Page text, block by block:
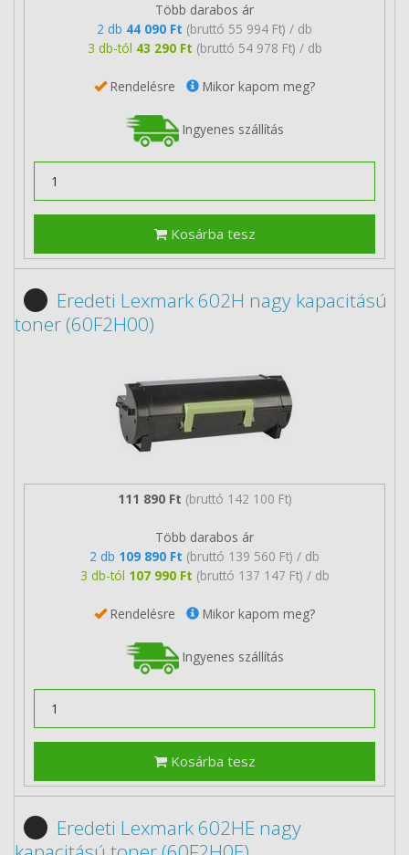
Több darabos ár
2 db 44 090 Ft (bruttó 55 994 Ft) / db
3 db-tól 43 290 Ft (bruttó 54 978 Ft) / db
Rendelésre Mikor kapom meg?
Ingyenes szállítás
Kosárba tesz
Eredeti Lexmark 602H nagy kapacitású
toner (60F2H00)
111 890 Ft (bruttó 142 100 Ft)
Több darabos ár
2 db 109 890 Ft (bruttó 139 560 Ft) / db
3 db-tól 107 990 Ft (bruttó 137 147 Ft) / db
Rendelésre Mikor kapom meg?
Ingyenes szállítás
Kosárba tesz
Eredeti Lexmark 602HE nagy